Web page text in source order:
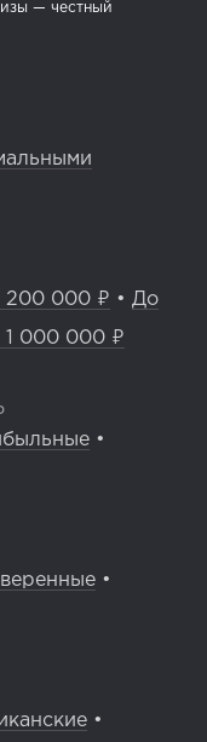
— честный
200 000 ₽ • До
1 000 000 ₽
•
•
•